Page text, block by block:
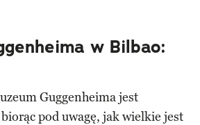
w Bilbao:
Guggenheima jest
pod uwagę, jak wielkie jest